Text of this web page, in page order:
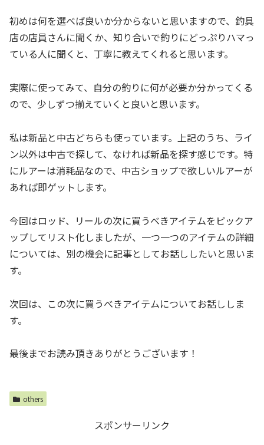
初めは何を選べば良いか分からないと思いますので、釣具
店の店員さんに聞くか、知り合いで釣りにどっぷりハマっ
ている人に聞くと、丁寧に教えてくれると思います。
実際に使ってみて、自分の釣りに何が必要か分かってくる
ので、少しずつ揃えていくと良いと思います。
私は新品と中古どちらも使っています。上記のうち、ライ
ン以外は中古で探して、なければ新品を探す感じです。特
にルアーは消耗品なので、中古ショップで欲しいルアーが
あれば即ゲットします。
今回はロッド、リールの次に買うべきアイテムをピックア
ップしてリスト化しましたが、一つ一つのアイテムの詳細
については、別の機会に記事としてお話ししたいと思いま
す。
次回は、この次に買うべきアイテムについてお話ししま
す。
最後までお読み頂きありがとうございます！
others
スポンサーリンク